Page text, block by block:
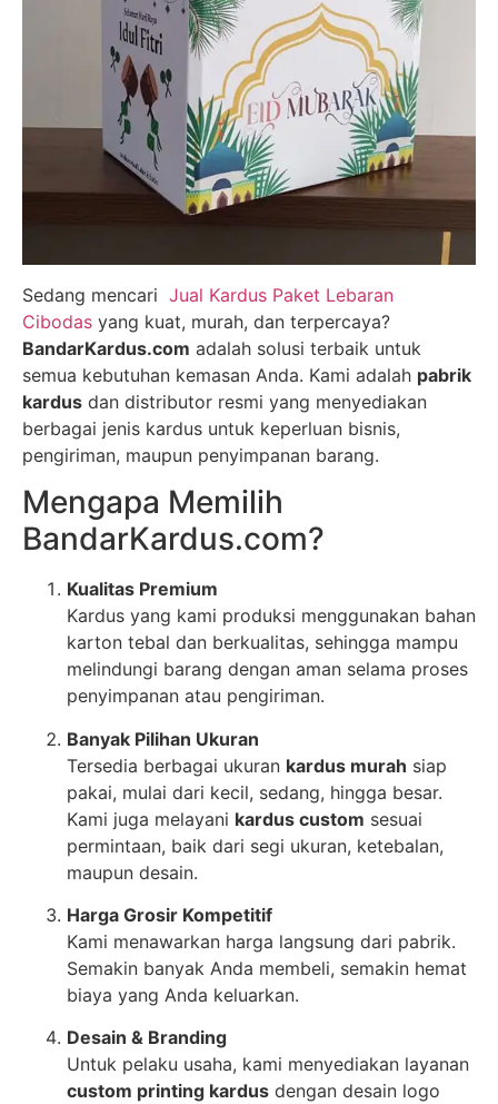
Sedang mencari Jual Kardus Paket Lebaran
Cibodas yang kuat, murah, dan terpercaya?
BandarKardus.com adalah solusi terbaik untuk
semua kebutuhan kemasan Anda. Kami adalah pabrik
kardus dan distributor resmi yang menyediakan
berbagai jenis kardus untuk keperluan bisnis,
pengiriman, maupun penyimpanan barang.
Mengapa Memilih
BandarKardus.com?
Kualitas Premium
Kardus yang kami produksi menggunakan bahan
karton tebal dan berkualitas, sehingga mampu
melindungi barang dengan aman selama proses
penyimpanan atau pengiriman.
Banyak Pilihan Ukuran
Tersedia berbagai ukuran kardus murah siap
pakai, mulai dari kecil, sedang, hingga besar.
Kami juga melayani kardus custom sesuai
permintaan, baik dari segi ukuran, ketebalan,
maupun desain.
Harga Grosir Kompetitif
Kami menawarkan harga langsung dari pabrik.
Semakin banyak Anda membeli, semakin hemat
biaya yang Anda keluarkan.
Desain & Branding
Untuk pelaku usaha, kami menyediakan layanan
custom printing kardus dengan desain logo